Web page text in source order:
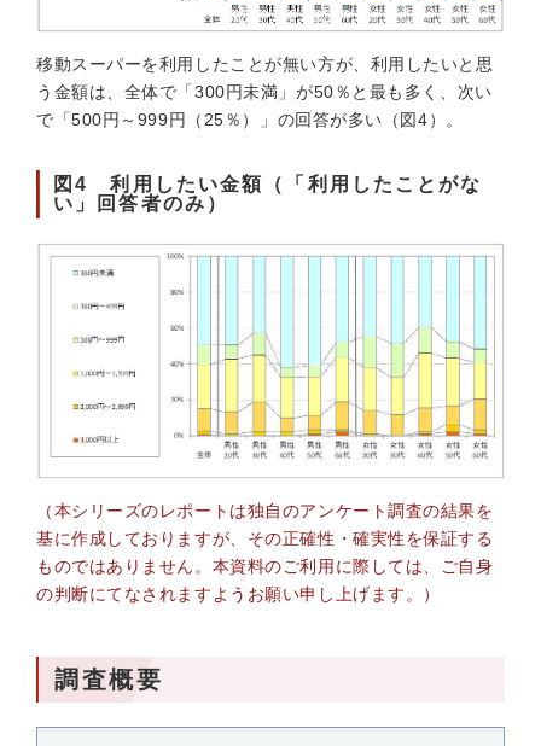
移動スーパーを利用したことが無い方が、利用したいと思
う金額は、全体で「300円未満」が50％と最も多く、次い
で「500円～999円（25％）」の回答が多い（図4）。
図4 利用したい金額（「利用したことがな
い」回答者のみ）
（本シリーズのレポートは独自のアンケート調査の結果を
基に作成しておりますが、その正確性・確実性を保証する
ものではありません。本資料のご利用に際しては、ご自身
の判断にてなされますようお願い申し上げます。）
調査概要